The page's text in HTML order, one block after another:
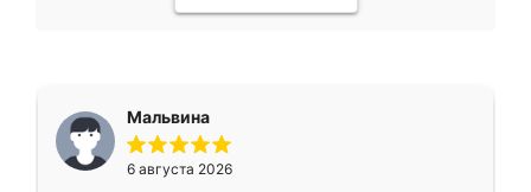
Мальвина
6 августа 2026